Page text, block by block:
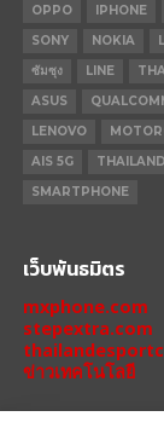
OPPO
IPHONE
SONY
NOKIA
ซัมซุง
LINE
ASUS
LENOVO
AIS 5G
SMARTPHONE
เว็บพันธมิตร
mxphone.com
stepextra.com
ข่าวเทคโนโลยี